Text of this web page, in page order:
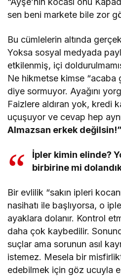
sen beni markete bile zor
Bu cümlelerin altında
Yoksa sosyal medyada
etkilenmiş, içi
Ne hikmetse kimse “acaba
diye sormuyor. Ayağını
Faizlere aldıran yok, kredi
uçuşuyor ve cevap hep
Almazsan erkek değilsin!”
İpler kimin elinde?
birbirine mi
Bir evlilik “sakın ipleri
nasihatı ile başlıyorsa, o
ayaklara dolanır. Kontrol
daha çok kaybedilir.
suçlar ama sorunun asıl
istemez. Mesela bir
edebilmek için göz ucuyla